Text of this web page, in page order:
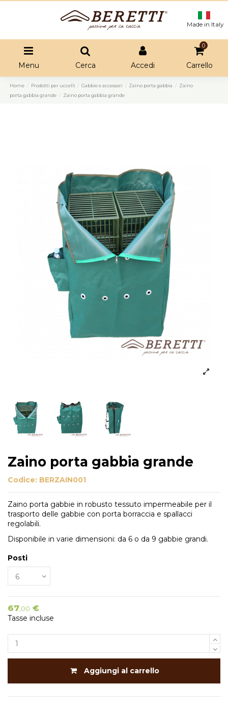
Made in Italy
Menu Cerca Accedi
0
Carrello
Home Prodotti per uccelli Gabbie e accessori Zaino porta gabbia
Zaino
porta gabbia grande
Zaino porta gabbia grande
Zaino porta gabbia grande
Codice: BERZAIN001
Zaino porta gabbie in robusto tessuto impermeabile per il
trasporto delle gabbie con porta borraccia e spallacci
regolabili.
Disponibile in varie dimensioni: da 6 o da 9 gabbie grandi.
Posti
67,00 €
Tasse incluse
Aggiungi al carrello